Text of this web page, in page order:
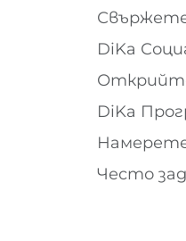
DiKa
DiKa
Често